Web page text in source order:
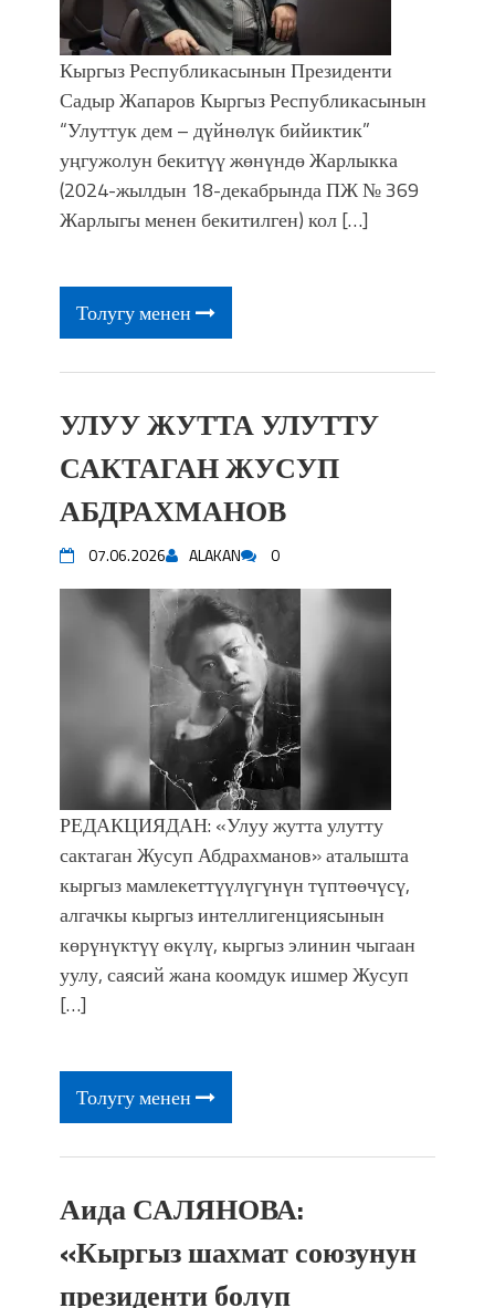
Кыргыз Республикасынын Президенти
Садыр Жапаров Кыргыз Республикасынын
“Улуттук дем – дүйнөлүк бийиктик”
уңгужолун бекитүү жөнүндө Жарлыкка
(2024-жылдын 18-декабрында ПЖ № 369
Жарлыгы менен бекитилген) кол […]
Толугу менен
УЛУУ ЖУТТА УЛУТТУ
САКТАГАН ЖУСУП
АБДРАХМАНОВ
07.06.2026 ALAKAN 0
РЕДАКЦИЯДАН: «Улуу жутта улутту
сактаган Жусуп Абдрахманов» аталышта
кыргыз мамлекеттүүлүгүнүн түптөөчүсү,
алгачкы кыргыз интеллигенциясынын
көрүнүктүү өкүлү, кыргыз элинин чыгаан
уулу, саясий жана коомдук ишмер Жусуп
[…]
Толугу менен
Аида САЛЯНОВА:
«Кыргыз шахмат союзунун
президенти болуп